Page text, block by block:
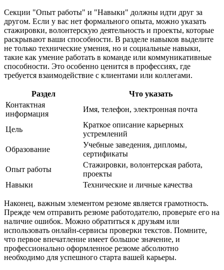
Секции "Опыт работы" и "Навыки" должны идти друг за
другом. Если у вас нет формального опыта, можно указать
стажировки, волонтерскую деятельность и проекты, которые
раскрывают ваши способности. В разделе навыков выделите
не только технические умения, но и социальные навыки,
такие как умение работать в команде или коммуникативные
способности. Это особенно ценится в профессиях, где
требуется взаимодействие с клиентами или коллегами.
Раздел
Что указать
Контактная
информация
Имя, телефон, электронная почта
Цель
Краткое описание карьерных
устремлений
Образование
Учебные заведения, дипломы,
сертификаты
Опыт работы
Стажировки, волонтерская работа,
проекты
Навыки
Технические и личные качества
Наконец, важным элементом резюме является грамотность.
Прежде чем отправить резюме работодателю, проверьте его на
наличие ошибок. Можно обратиться к друзьям или
использовать онлайн-сервисы проверки текстов. Помните,
что первое впечатление имеет большое значение, и
профессионально оформленное резюме абсолютно
необходимо для успешного старта вашей карьеры.